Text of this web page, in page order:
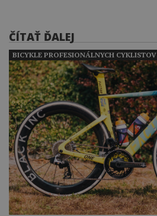
ČÍTAŤ ĎALEJ
BICYKLE PROFESIONÁLNYCH CYKLISTOV